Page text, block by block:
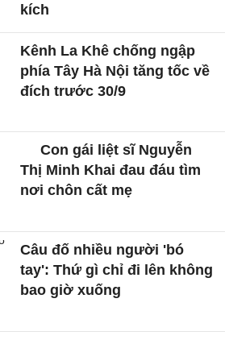
kích
Kênh La Khê chống ngập
phía Tây Hà Nội tăng tốc về
đích trước 30/9
Con gái liệt sĩ Nguyễn
Thị Minh Khai đau đáu tìm
nơi chôn cất mẹ
Câu đố nhiều người 'bó
tay': Thứ gì chỉ đi lên không
bao giờ xuống